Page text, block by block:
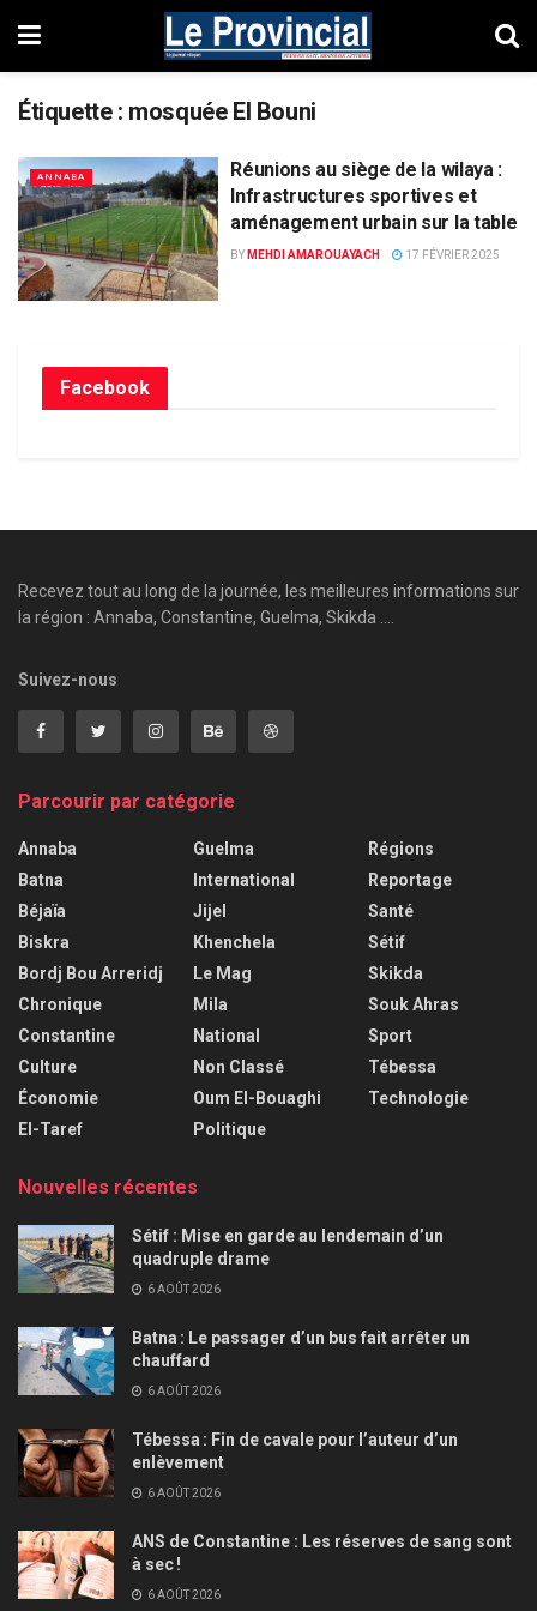
Étiquette : mosquée El Bouni
ANNABA
Réunions au siège de la wilaya :
Infrastructures sportives et
aménagement urbain sur la table
BY MEHDI AMAROUAYACH 17 FÉVRIER 2025
Facebook
Recevez tout au long de la journée, les meilleures informations sur
la région : Annaba, Constantine, Guelma, Skikda ....
Suivez-nous
Parcourir par catégorie
Annaba
Batna
Béjaïa
Biskra
Bordj Bou Arreridj
Chronique
Constantine
Culture
Économie
El-Taref
Guelma
International
Jijel
Khenchela
Le Mag
Mila
National
Non Classé
Oum El-Bouaghi
Politique
Régions
Reportage
Santé
Sétif
Skikda
Souk Ahras
Sport
Tébessa
Technologie
Nouvelles récentes
Sétif : Mise en garde au lendemain d’un
quadruple drame
6 AOÛT 2026
Batna : Le passager d’un bus fait arrêter un
chauffard
6 AOÛT 2026
Tébessa : Fin de cavale pour l’auteur d’un
enlèvement
6 AOÛT 2026
ANS de Constantine : Les réserves de sang sont
à sec !
6 AOÛT 2026